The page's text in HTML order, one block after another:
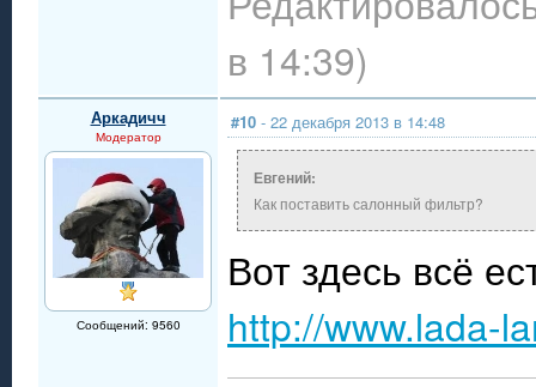
в 14:39)
Аркадичч
Модератор
Сообщений: 9560
#10 - 22 декабря 2013 в 14:48
Евгений:
Как поставить салонный фильтр?
Вот здесь всё
http://www.lada-